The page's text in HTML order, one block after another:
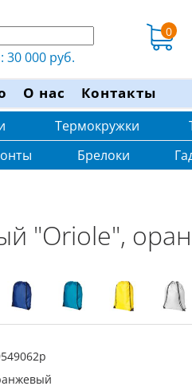
000 руб.
0
О нас Контакты
Термокружки
Брелоки
"Oriole",